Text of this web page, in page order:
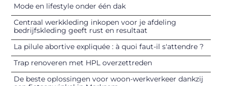
Mode en lifestyle onder één dak
Centraal werkkleding inkopen voor je afdeling
bedrijfskleding geeft rust en resultaat
La pilule abortive expliquée : à quoi faut-il s'attendre ?
Trap renoveren met HPL overzettreden
De beste oplossingen voor woon-werkverkeer dankzij